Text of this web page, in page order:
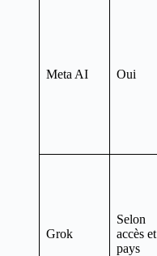
Meta AI Oui
Grok
Selon
accès et
pays